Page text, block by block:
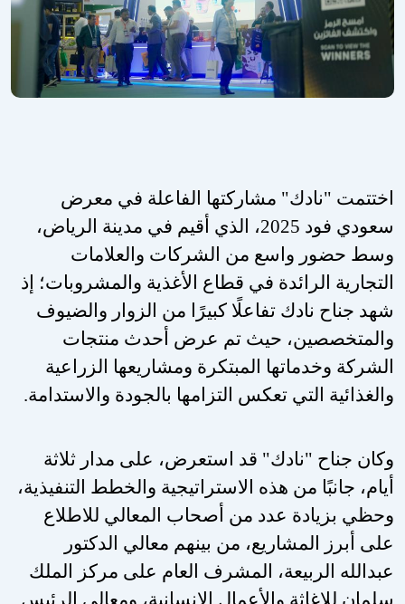
اختتمت "نادك" مشاركتها الفاعلة في معرض
سعودي فود 2025، الذي أقيم في مدينة الرياض،
وسط حضور واسع من الشركات والعلامات
التجارية الرائدة في قطاع الأغذية والمشروبات؛ إذ
شهد جناح نادك تفاعلًا كبيرًا من الزوار والضيوف
والمتخصصين، حيث تم عرض أحدث منتجات
الشركة وخدماتها المبتكرة ومشاريعها الزراعية
والغذائية التي تعكس التزامها بالجودة والاستدامة.
وكان جناح "نادك" قد استعرض، على مدار ثلاثة
أيام، جانبًا من هذه الاستراتيجية والخطط التنفيذية،
وحظي بزيادة عدد من أصحاب المعالي للاطلاع
على أبرز المشاريع، من بينهم معالي الدكتور
عبدالله الربيعة، المشرف العام على مركز الملك
سلمان للإغاثة والأعمال الإنسانية، ومعالي الرئيس